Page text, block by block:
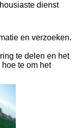
dienst
en verzoeken.
te delen en het
te om het